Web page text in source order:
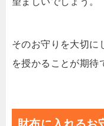
そのお守りを大切に
を授かることが期待